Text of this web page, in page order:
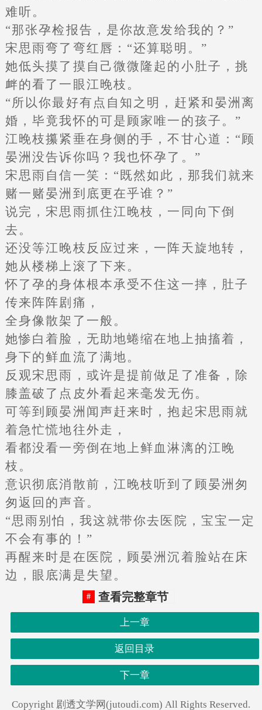
难听。
“那张孕检报告，是你故意发给我的？”
宋思雨弯了弯红唇：“还算聪明。”
她低头摸了摸自己微微隆起的小肚子，挑
衅的看了一眼江晚枝。
“所以你最好有点自知之明，赶紧和晏洲离
婚，毕竟我怀的可是顾家唯一的孩子。”
江晚枝攥紧垂在身侧的手，不甘心道：“顾
晏洲没告诉你吗？我也怀孕了。”
宋思雨自信一笑：“既然如此，那我们就来
赌一赌晏洲到底更在乎谁？”
说完，宋思雨抓住江晚枝，一同向下倒
去。
还没等江晚枝反应过来，一阵天旋地转，
她从楼梯上滚了下来。
怀了孕的身体根本承受不住这一摔，肚子
传来阵阵剧痛，
全身像散架了一般。
她惨白着脸，无助地蜷缩在地上抽搐着，
身下的鲜血流了满地。
反观宋思雨，或许是提前做足了准备，除
膝盖破了点皮外看起来毫发无伤。
可等到顾晏洲闻声赶来时，抱起宋思雨就
着急忙慌地往外走，
看都没看一旁倒在地上鲜血淋漓的江晚
枝。
意识彻底消散前，江晚枝听到了顾晏洲匆
匆返回的声音。
“思雨别怕，我这就带你去医院，宝宝一定
不会有事的！”
再醒来时是在医院，顾晏洲沉着脸站在床
边，眼底满是失望。
查看完整章节
上一章
返回目录
下一章
Copyright 剧透文学网(jutoudi.com) All Rights Reserved.